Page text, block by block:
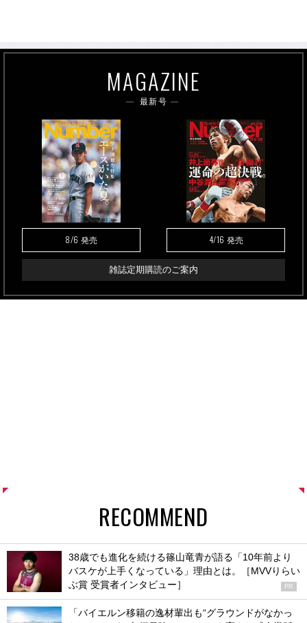
MAGAZINE
最新号
8/6 発売 4/16 発売
雑誌定期購読のご案内
RECOMMEND
38歳でも進化を続ける篠山竜青が語る「10年前より
バスケが上手くなっている」理由とは。［MVVりらい
ぶ賞 受賞者インタビュー］
PR
「バイエルン移籍の逸材輩出も“グラウンドがなかっ